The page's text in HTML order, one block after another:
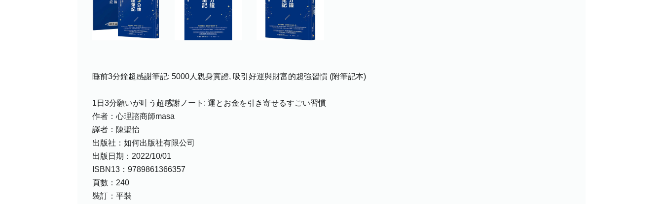
睡前3分鐘超感謝筆記: 5000人親身實證, 吸引好運與財富的超強習慣 (附筆記本)
1日3分願いが叶う超感謝ノート: 運とお金を引き寄せるすごい習慣
作者：心理諮商師masa
譯者：陳聖怡
出版社：如何出版社有限公司
出版日期：2022/10/01
ISBN13：9789861366357
頁數：240
裝訂：平裝